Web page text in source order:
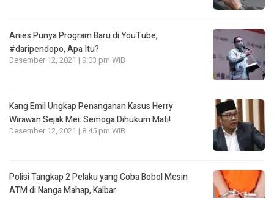
Anies Punya Program Baru di YouTube,
#daripendopo, Apa Itu?
Desember 12, 2021 | 9:03 pm WIB
Kang Emil Ungkap Penanganan Kasus Herry
Wirawan Sejak Mei: Semoga Dihukum Mati!
Desember 12, 2021 | 8:45 pm WIB
Polisi Tangkap 2 Pelaku yang Coba Bobol Mesin
ATM di Nanga Mahap, Kalbar